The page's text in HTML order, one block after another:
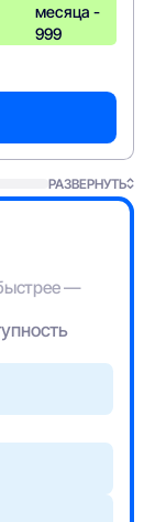
месяца -
999
РАЗВЕРНУТЬ
—